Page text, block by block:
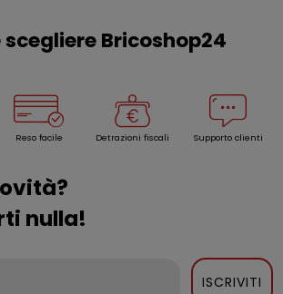
scegliere Bricoshop24
Reso facile Detrazioni fiscali Supporto clienti
nulla!
ISCRIVITI